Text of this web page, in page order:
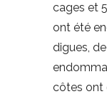
cages et
ont été
digues,
côtes ont